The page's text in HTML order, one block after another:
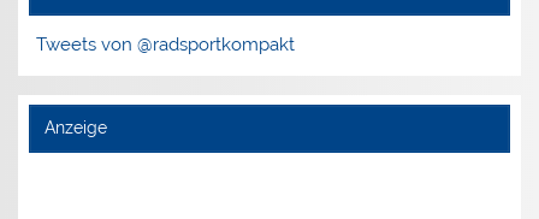
Tweets von @radsportkompakt
Anzeige